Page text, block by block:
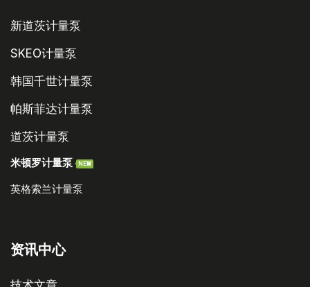
新道茨计量泵
SKEO计量泵
韩国千世计量泵
帕斯菲达计量泵
道茨计量泵
米顿罗计量泵 NEW
英格索兰计量泵
资讯中心